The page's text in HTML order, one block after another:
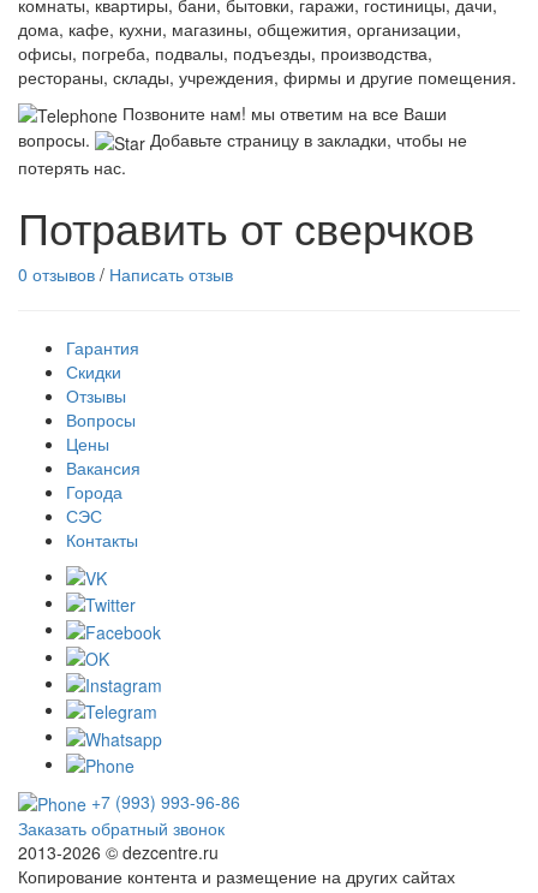
дома, кафе, кухни, магазины, общежития, организации,
офисы, погреба, подвалы, подъезды, производства,
рестораны, склады, учреждения, фирмы и другие помещения.
Позвоните нам! мы ответим на все Ваши
вопросы.
Добавьте страницу в закладки, чтобы не
потерять нас.
Потравить от сверчков
0 отзывов / Написать отзыв
Гарантия
Скидки
Отзывы
Вопросы
Цены
Вакансия
Города
СЭС
Контакты
+7 (993) 993-96-86
Заказать обратный звонок
2013-2026 © dezcentre.ru
Копирование контента и размещение на других сайтах